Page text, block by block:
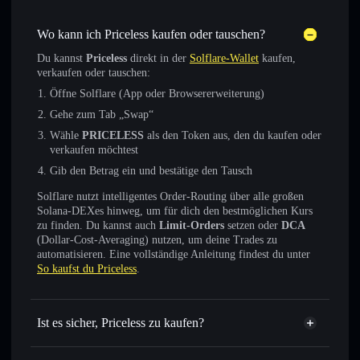
Wo kann ich Priceless kaufen oder tauschen?
Du kannst Priceless direkt in der Solflare-Wallet kaufen,
verkaufen oder tauschen:
Öffne Solflare (App oder Browsererweiterung)
Gehe zum Tab „Swap“
Wähle PRICELESS als den Token aus, den du kaufen oder
verkaufen möchtest
Gib den Betrag ein und bestätige den Tausch
Solflare nutzt intelligentes Order-Routing über alle großen
Solana-DEXes hinweg, um für dich den bestmöglichen Kurs
zu finden. Du kannst auch Limit-Orders setzen oder DCA
(Dollar-Cost-Averaging) nutzen, um deine Trades zu
automatisieren. Eine vollständige Anleitung findest du unter
So kaufst du Priceless.
Ist es sicher, Priceless zu kaufen?
Priceless verifizierter Token